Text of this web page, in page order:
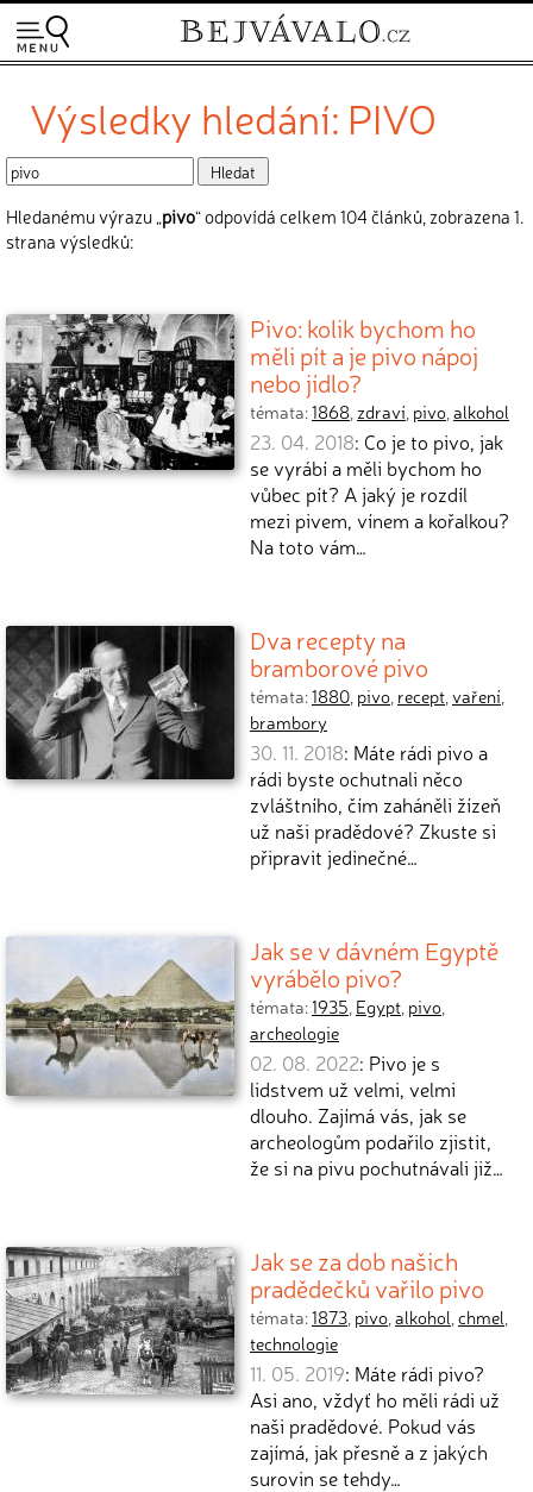
Výsledky hledání: PIVO
Hledanému výrazu „pivo“ odpovídá celkem 104 článků, zobrazena 1.
strana výsledků:
Pivo: kolik bychom ho
měli pít a je pivo nápoj
nebo jídlo?
témata:1868, zdraví, pivo,alkohol
23. 04. 2018: Co je to pivo, jak
se vyrábí a měli bychom ho
vůbec pít? A jaký je rozdíl
mezi pivem, vínem a kořalkou?
Na toto vám…
Dva recepty na
bramborové pivo
témata:1880, pivo, recept,vaření,
brambory
30. 11. 2018: Máte rádi pivo a
rádi byste ochutnali něco
zvláštního, čím zaháněli žízeň
už naši pradědové? Zkuste si
připravit jedinečné…
Jak se v dávném Egyptě
vyrábělo pivo?
témata:1935, Egypt, pivo,
archeologie
02. 08. 2022: Pivo je s
lidstvem už velmi, velmi
dlouho. Zajímá vás, jak se
archeologům podařilo zjistit,
že si na pivu pochutnávali již…
Jak se za dob našich
pradědečků vařilo pivo
témata:1873, pivo,alkohol,chmel,
technologie
11. 05. 2019: Máte rádi pivo?
Asi ano, vždyť ho měli rádi už
naši pradědové. Pokud vás
zajímá, jak přesně a z jakých
surovin se tehdy…